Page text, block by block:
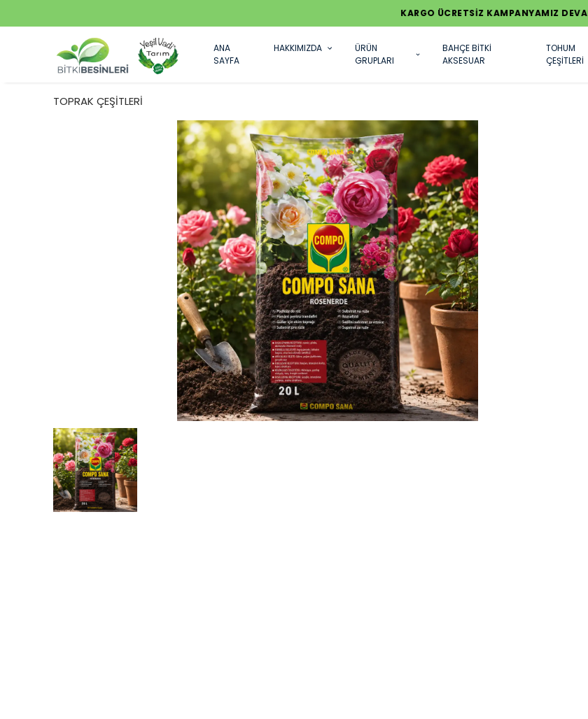
KARGO ÜCRETSİZ KAMPANYAMIZ DEVAM EDİYOR
ANA
SAYFA
HAKKIMIZDA
ÜRÜN
GRUPLARI
BAHÇE BİTKİ
AKSESUAR
TOHUM
ÇEŞİTLERİ
TOPRAK ÇEŞİTLERİ